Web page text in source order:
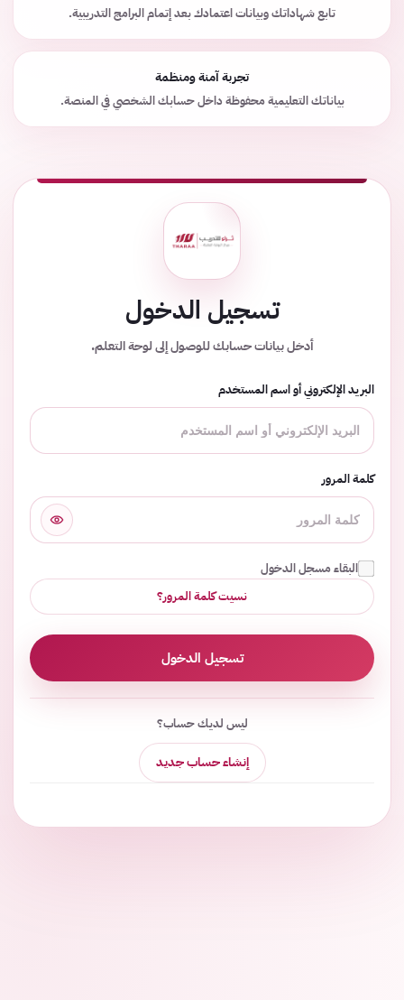
تسجيل الدخول
أدخل بيانات حسابك للوصول إلى لوحة التعلم.
البريد الإلكتروني أو اسم المستخدم
كلمة المرور
البقاء مسجل الدخول
نسيت كلمة المرور؟
تسجيل الدخول
ليس لديك حساب؟
إنشاء حساب جديد
تابع شهاداتك وبيانات اعتمادك بعد إتمام البرامج التدريبية.
تجربة آمنة ومنظمة
بياناتك التعليمية محفوظة داخل حسابك الشخصي في المنصة.